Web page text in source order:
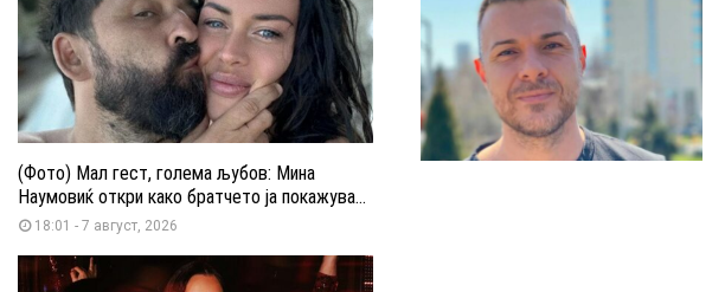
(Фото) Мал гест, голема љубов: Мина
Наумовиќ откри како братчето ја покажува...
18:01 - 7 август, 2026